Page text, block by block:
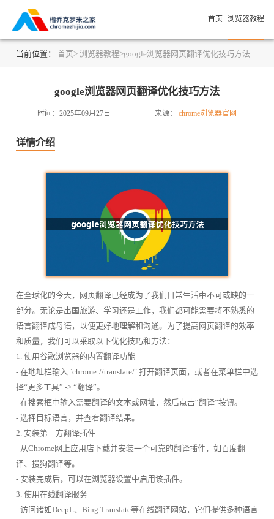
首页 浏览器教程
当前位置： 首页> 浏览器教程>google浏览器网页翻译优化技巧方法
google浏览器网页翻译优化技巧方法
时间：2025年09月27日 来源： chrome浏览器官网
详情介绍
在全球化的今天，网页翻译已经成为了我们日常生活中不可或缺的一
部分。无论是出国旅游、学习还是工作，我们都可能需要将不熟悉的
语言翻译成母语，以便更好地理解和沟通。为了提高网页翻译的效率
和质量，我们可以采取以下优化技巧和方法：
1. 使用谷歌浏览器的内置翻译功能
- 在地址栏输入 `chrome://translate/` 打开翻译页面，或者在菜单栏中选
择“更多工具” -> “翻译”。
- 在搜索框中输入需要翻译的文本或网址，然后点击“翻译”按钮。
- 选择目标语言，并查看翻译结果。
2. 安装第三方翻译插件
- 从Chrome网上应用店下载并安装一个可靠的翻译插件，如百度翻
译、搜狗翻译等。
- 安装完成后，可以在浏览器设置中启用该插件。
3. 使用在线翻译服务
- 访问诸如DeepL、Bing Translate等在线翻译网站，它们提供多种语言